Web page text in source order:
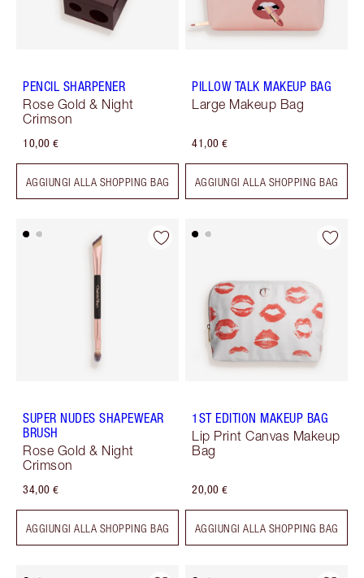
PENCIL SHARPENER
Rose Gold & Night
Crimson
10,00 €
AGGIUNGI ALLA SHOPPING BAG
PILLOW TALK MAKEUP BAG
Large Makeup Bag
41,00 €
AGGIUNGI ALLA SHOPPING BAG
SUPER NUDES SHAPEWEAR
BRUSH
Rose Gold & Night
Crimson
34,00 €
AGGIUNGI ALLA SHOPPING BAG
1ST EDITION MAKEUP BAG
Lip Print Canvas Makeup
Bag
20,00 €
AGGIUNGI ALLA SHOPPING BAG